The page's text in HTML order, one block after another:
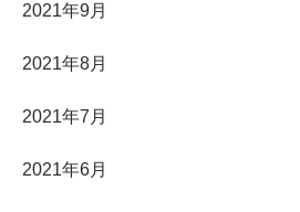
2021年9月
2021年8月
2021年7月
2021年6月